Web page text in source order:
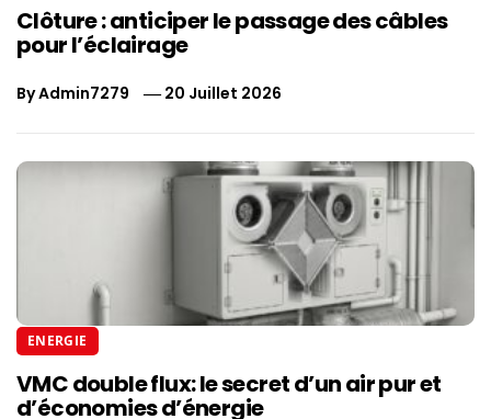
Clôture : anticiper le passage des câbles
pour l’éclairage
ByAdmin7279 20 Juillet 2026
ENERGIE
VMC double flux: le secret d’un air pur et
d’économies d’énergie